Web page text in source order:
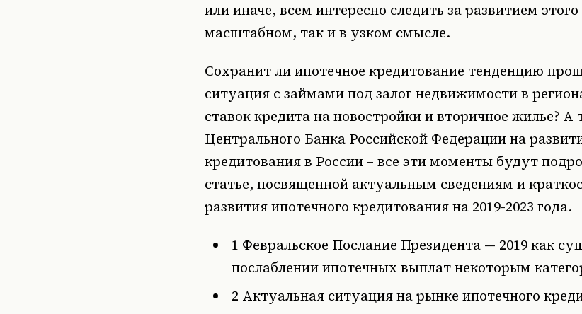
или иначе, всем интересно следить за развитием
масштабном, так и в узком смысле.
Сохранит ли ипотечное кредитование тенденцию
ситуация с займами под залог недвижимости в
ставок кредита на новостройки и вторичное жилье? А
Центрального Банка Российской Федерации на
кредитования в России – все эти моменты будут
статье, посвященной актуальным сведениям и
развития ипотечного кредитования на 2019-2023 года.
1 Февральское Послание Президента — 2019 как
послаблении ипотечных выплат некоторым
2 Актуальная ситуация на рынке ипотечного